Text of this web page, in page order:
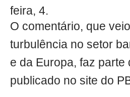
feira, 4.
O comentário, que
turbulência no setor
e da Europa, faz parte
publicado no site do